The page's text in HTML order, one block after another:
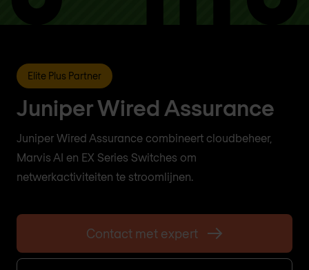
Elite Plus Partner
Juniper Wired Assurance
Juniper Wired Assurance combineert cloudbeheer,
Marvis AI en EX Series Switches om
netwerkactiviteiten te stroomlijnen.
Contact met expert